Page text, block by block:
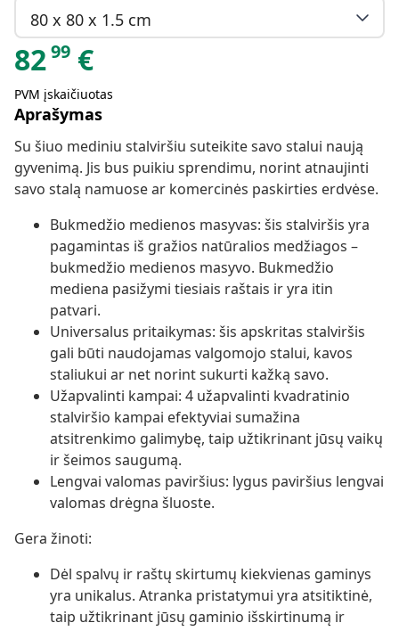
80 x 80 x 1.5 cm
8299 €
PVM įskaičiuotas
Aprašymas
Su šiuo mediniu stalviršiu suteikite savo stalui naują
gyvenimą. Jis bus puikiu sprendimu, norint atnaujinti
savo stalą namuose ar komercinės paskirties erdvėse.
Bukmedžio medienos masyvas: šis stalviršis yra
pagamintas iš gražios natūralios medžiagos –
bukmedžio medienos masyvo. Bukmedžio
mediena pasižymi tiesiais raštais ir yra itin
patvari.
Universalus pritaikymas: šis apskritas stalviršis
gali būti naudojamas valgomojo stalui, kavos
staliukui ar net norint sukurti kažką savo.
Užapvalinti kampai: 4 užapvalinti kvadratinio
stalviršio kampai efektyviai sumažina
atsitrenkimo galimybę, taip užtikrinant jūsų vaikų
ir šeimos saugumą.
Lengvai valomas paviršius: lygus paviršius lengvai
valomas drėgna šluoste.
Gera žinoti:
Dėl spalvų ir raštų skirtumų kiekvienas gaminys
yra unikalus. Atranka pristatymui yra atsitiktinė,
taip užtikrinant jūsų gaminio išskirtinumą ir